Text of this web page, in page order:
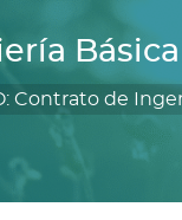
Contrato de